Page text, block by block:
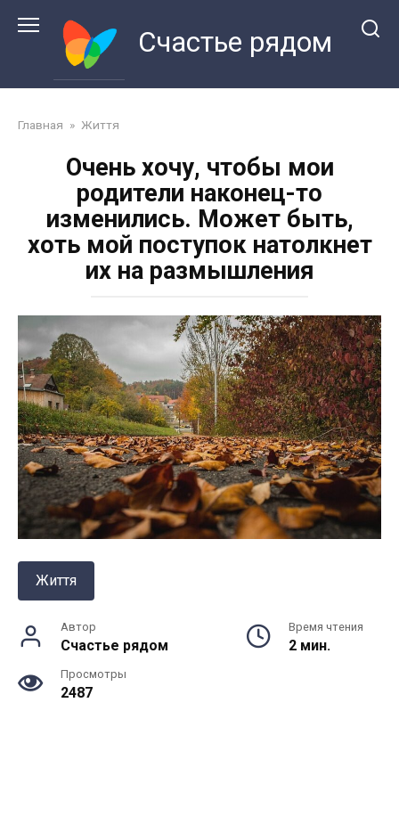
Счастье рядом
Главная » Життя
Очень хочу, чтобы мои
родители наконец-то
изменились. Может быть,
хоть мой поступок натолкнет
их на размышления
Життя
Автор
Счастье рядом
Время чтения
2 мин.
Просмотры
2487